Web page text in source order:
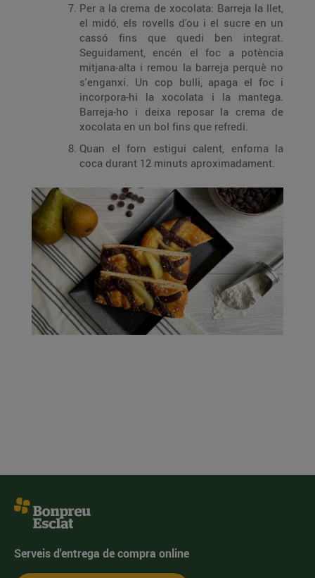
Per a la crema de xocolata: Barreja la llet,
el midó, els rovells d'ou i el sucre en un
cassó fins que quedi ben integrat.
Seguidament, encén el foc a potència
mitjana-alta i remou la barreja perquè no
s'enganxi. Un cop bulli, apaga el foc i
incorpora-hi la xocolata i la mantega.
Barreja-ho i deixa reposar la crema de
xocolata en un bol fins que refredi.
Quan el forn estigui calent, enforna la
coca durant 12 minuts aproximadament.
Serveis d'entrega de compra online